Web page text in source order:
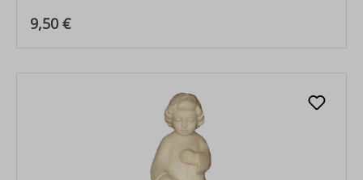
Regulärer Preis:
9,50 €